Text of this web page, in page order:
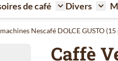
for Sucre - Lait -
de café
Toggle
Divers
Nescafé DOLCE GUSTO (15
Caffè